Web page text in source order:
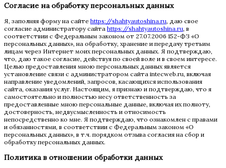
Согласие на обработку персональных данных
Я, заполняя форму на сайте https://shahtyautoshina.ru, даю свое
согласие администратору сайта https://shahtyautoshina.ru, в
соответствии с Федеральным законом от 27.07.2006 152-ФЗ «О
персональных данных», на обработку, хранение и передачу третьим
лицам через Интернет моих персональных данных. Я подтверждаю,
что, даю такое согласие, действуя по своей воле и в своем интересе.
Целью предоставления мною персональных данных является
установление связи с администратором сайта intecweb.ru, включая
направление уведомлений, запросов, касающихся использования
сайта, оказания услуг. Настоящим, я признаю и подтверждаю, что я
самостоятельно и полностью несу ответственность за
предоставленные мною персональные данные, включая их полноту,
достоверность, недвусмысленность и относимость
непосредственно ко мне. Я подтверждаю, что ознакомлен с правами
и обязанностями, в соответствии с Федеральным законом «О
персональных данных», в т.ч. порядком отзыва согласия на сбор и
обработку персональных данных.
Политика в отношении обработки данных